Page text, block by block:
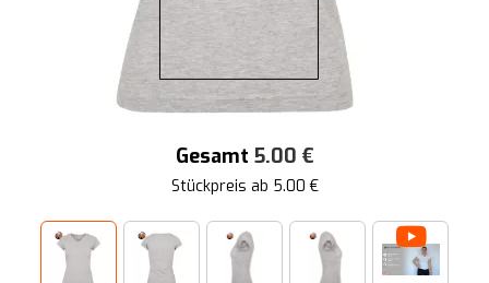
Gesamt 5.00 €
Stückpreis ab 5.00 €